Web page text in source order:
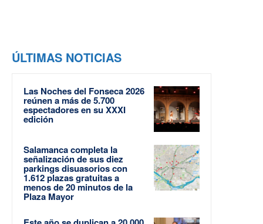
ÚLTIMAS NOTICIAS
Las Noches del Fonseca 2026
reúnen a más de 5.700
espectadores en su XXXI
edición
Salamanca completa la
señalización de sus diez
parkings disuasorios con
1.612 plazas gratuitas a
menos de 20 minutos de la
Plaza Mayor